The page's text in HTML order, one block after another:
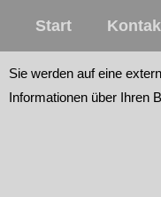
Start
Sie werden auf eine
Informationen über Ihren